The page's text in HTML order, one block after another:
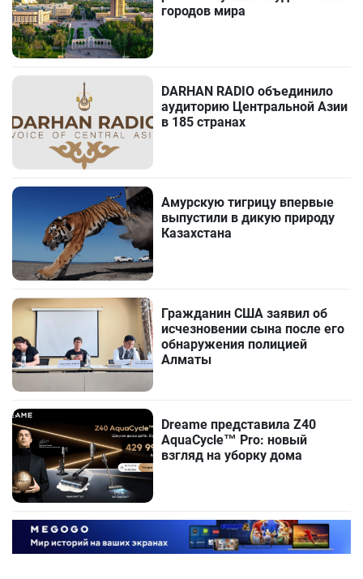
городов мира
DARHAN RADIO объединило
аудиторию Центральной Азии
в 185 странах
Амурскую тигрицу впервые
выпустили в дикую природу
Казахстана
Гражданин США заявил об
исчезновении сына после его
обнаружения полицией
Алматы
Dreame представила Z40
AquaCycle™ Pro: новый
взгляд на уборку дома